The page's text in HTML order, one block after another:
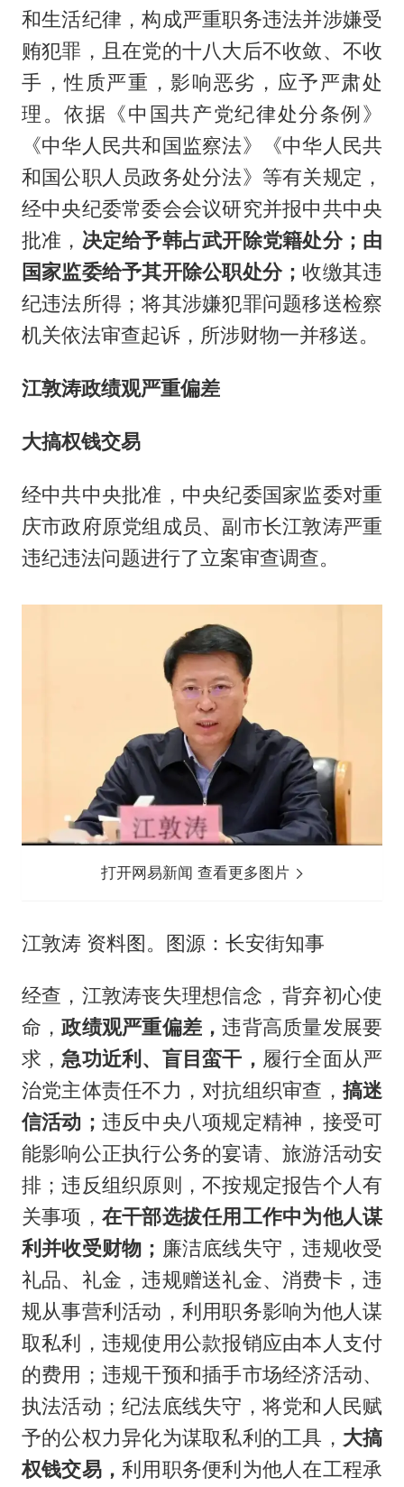
和生活纪律，构成严重职务违法并涉嫌受
贿犯罪，且在党的十八大后不收敛、不收
手，性质严重，影响恶劣，应予严肃处
理。依据《中国共产党纪律处分条例》
《中华人民共和国监察法》《中华人民共
和国公职人员政务处分法》等有关规定，
经中央纪委常委会会议研究并报中共中央
批准， 决定给予韩占武开除党籍处分；由
国家监委给予其开除公职处分； 收缴其违
纪违法所得；将其涉嫌犯罪问题移送检察
机关依法审查起诉，所涉财物一并移送。
江敦涛政绩观严重偏差
大搞权钱交易
经中共中央批准，中央纪委国家监委对重
庆市政府原党组成员、副市长江敦涛严重
违纪违法问题进行了立案审查调查。
打开网易新闻 查看更多图片
江敦涛 资料图。图源：长安街知事
经查，江敦涛丧失理想信念，背弃初心使
命，政绩观严重偏差，违背高质量发展要
求，急功近利、盲目蛮干， 履行全面从严
治党主体责任不力，对抗组织审查， 搞迷
信活动； 违反中央八项规定精神，接受可
能影响公正执行公务的宴请、旅游活动安
排；违反组织原则，不按规定报告个人有
关事项， 在干部选拔任用工作中为他人谋
利并收受财物； 廉洁底线失守，违规收受
礼品、礼金，违规赠送礼金、消费卡，违
规从事营利活动，利用职务影响为他人谋
取私利，违规使用公款报销应由本人支付
的费用；违规干预和插手市场经济活动、
执法活动；纪法底线失守，将党和人民赋
予的公权力异化为谋取私利的工具， 大搞
权钱交易，利用职务便利为他人在工程承